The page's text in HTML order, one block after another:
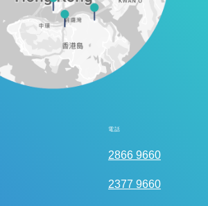
全面眼科視光檢查
電話
2866 9660
2377 9660